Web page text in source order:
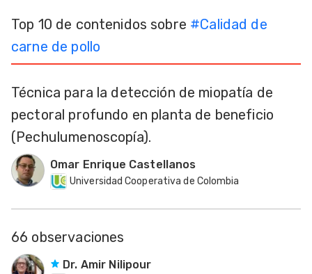
Top 10 de contenidos sobre #Calidad de
carne de pollo
Técnica para la detección de miopatía de
pectoral profundo en planta de beneficio
(Pechulumenoscopía).
Omar Enrique Castellanos
Universidad Cooperativa de Colombia
66 observaciones
Dr. Amir Nilipour